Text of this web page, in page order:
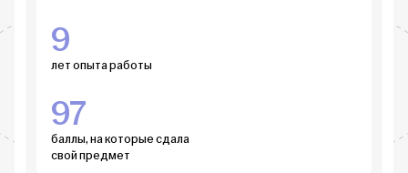
9
лет опыта работы
97
баллы, на которые сдала
свой предмет